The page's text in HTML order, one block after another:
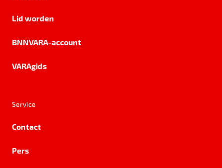
Lid worden
BNNVARA-account
VARAgids
Service
Contact
Pers